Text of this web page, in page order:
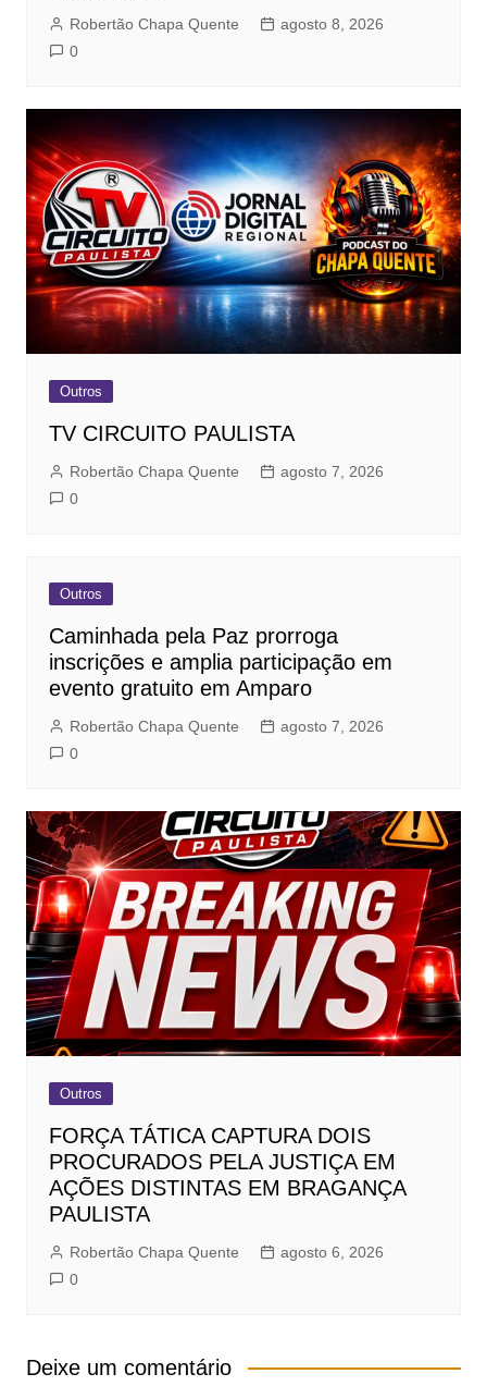
Robertão Chapa Quente
agosto 8, 2026
0
Outros
TV CIRCUITO PAULISTA
Robertão Chapa Quente
agosto 7, 2026
0
Outros
Caminhada pela Paz prorroga
inscrições e amplia participação em
evento gratuito em Amparo
Robertão Chapa Quente
agosto 7, 2026
0
Outros
FORÇA TÁTICA CAPTURA DOIS
PROCURADOS PELA JUSTIÇA EM
AÇÕES DISTINTAS EM BRAGANÇA
PAULISTA
Robertão Chapa Quente
agosto 6, 2026
0
Deixe um comentário